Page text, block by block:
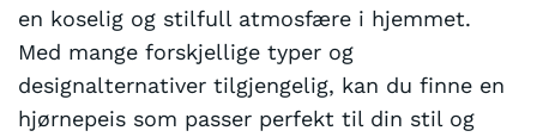
en koselig og stilfull atmosfære i hjemmet.
Med mange forskjellige typer og
designalternativer tilgjengelig, kan du finne en
hjørnepeis som passer perfekt til din stil og